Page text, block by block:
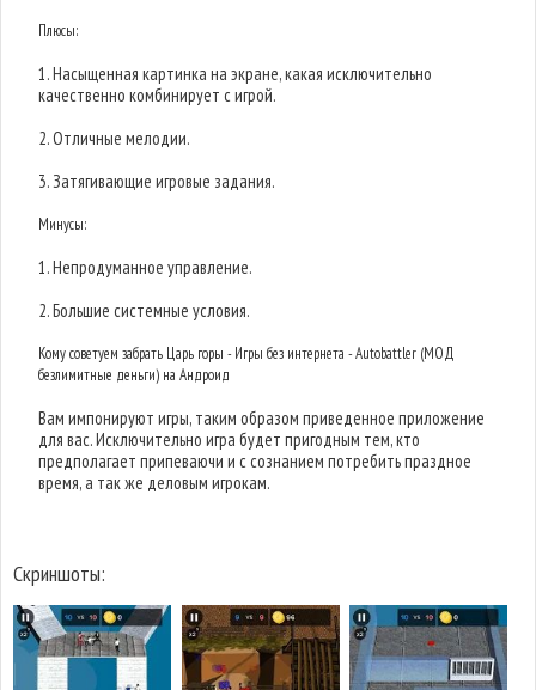
Плюсы:
1. Насыщенная картинка на экране, какая исключительно
качественно комбинирует с игрой.
2. Отличные мелодии.
3. Затягивающие игровые задания.
Минусы:
1. Непродуманное управление.
2. Большие системные условия.
Кому советуем забрать Царь горы - Игры без интернета - Autobattler (МОД
безлимитные деньги) на Андроид
Вам импонируют игры, таким образом приведенное приложение
для вас. Исключительно игра будет пригодным тем, кто
предполагает припеваючи и с сознанием потребить праздное
время, а так же деловым игрокам.
Скриншоты: